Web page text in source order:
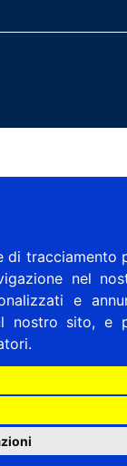
di tracciamento
nel
e
nostro sito, e